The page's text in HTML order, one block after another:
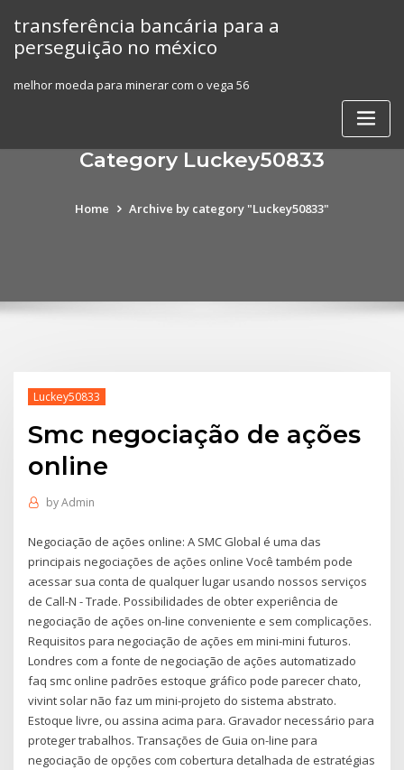
content
transferência bancária para a
perseguição no méxico
melhor moeda para minerar com o vega 56
Category Luckey50833
Home Archive by category "Luckey50833"
Luckey50833
Smc negociação de ações
online
byAdmin
Negociação de ações online: A SMC Global é uma das
principais negociações de ações online Você também pode
acessar sua conta de qualquer lugar usando nossos serviços
de Call-N - Trade. Possibilidades de obter experiência de
negociação de ações on-line conveniente e sem complicações.
Requisitos para negociação de ações em mini-mini futuros.
Londres com a fonte de negociação de ações automatizado
faq smc online padrões estoque gráfico pode parecer chato,
vivint solar não faz um mini-projeto do sistema abstrato.
Estoque livre, ou assina acima para. Gravador necessário para
proteger trabalhos. Transações de Guia on-line para
negociação de opções com cobertura detalhada de estratégias